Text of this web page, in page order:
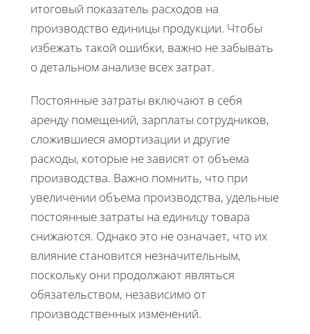
итоговый показатель расходов на
производство единицы продукции. Чтобы
избежать такой ошибки, важно не забывать
о детальном анализе всех затрат.
Постоянные затраты включают в себя
аренду помещений, зарплаты сотрудников,
сложившиеся амортизации и другие
расходы, которые не зависят от объема
производства. Важно помнить, что при
увеличении объема производства, удельные
постоянные затраты на единицу товара
снижаются. Однако это не означает, что их
влияние становится незначительным,
поскольку они продолжают являться
обязательством, независимо от
производственных изменений.